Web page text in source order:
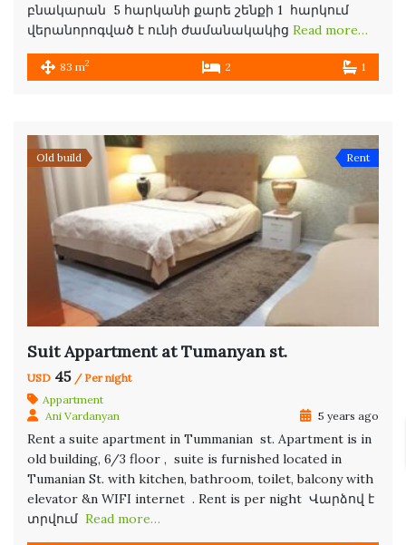
բնակարան 5 հարկանի քարե շենքի 1 հարկում
վերանորոգված է ունի ժամանակակից Read more…
83 m2 2 1
Old build Rent
Suit Appartment at Tumanyan st.
USD 45 / Per night
Appartment
Ani Vardanyan
5 years ago
Rent a suite apartment in Tummanian st. Apartment is in
old building, 6/3 floor , suite is furnished located in
Tumanian St. with kitchen, bathroom, toilet, balcony with
elevator &n WIFI internet . Rent is per night Վարձով է
տրվում Read more…